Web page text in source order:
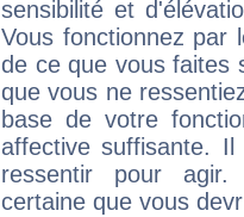
sensibilité et
Vous fonctionnez
de ce que vous faites
que vous ne
base de votre
affective suffisante.
ressentir pour agir.
certaine que vous